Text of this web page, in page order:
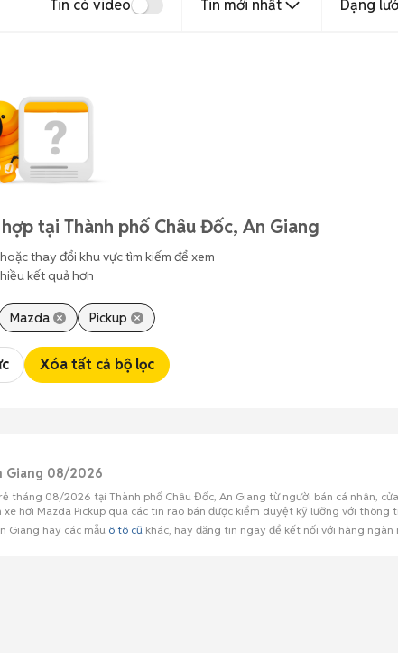
Tin có video Tin mới nhất Dạng
tại Thành phố Châu Đốc, An Giang
thay đổi khu vực tìm kiếm để xem
kết quả hơn
Mazda Pickup
Xóa tất cả bộ lọc
Giang 08/2026
tháng 08/2026 tại Thành phố Châu Đốc, An Giang từ người bán cá nhân,
hơi Mazda Pickup qua các tin rao bán được kiểm duyệt kỹ lưỡng với thông
Giang hay các mẫu ô tô cũ khác, hãy đăng tin ngay để kết nối với hàng